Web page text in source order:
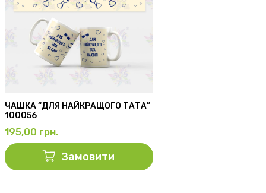
ЧАШКА “ДЛЯ НАЙКРАЩОГО ТАТА”
100056
195,00 грн.
Замовити